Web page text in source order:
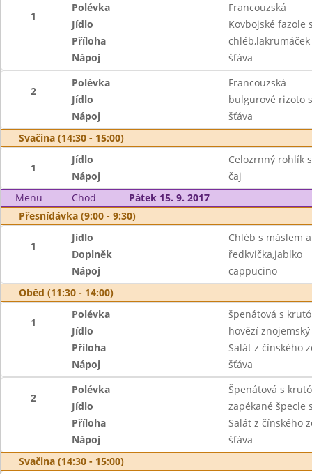
1
Polévka
Francouzská
Jídlo
Kovbojské fazole
Příloha
chléb,lakrumáček
Nápoj
šťáva
2
Polévka
Francouzská
Jídlo
bulgurové rizoto
Nápoj
šťáva
Svačina (14:30 - 15:00)
1
Jídlo
Celozrnný rohlík
Nápoj
čaj
Menu
Chod
Pátek 15. 9. 2017
Přesnídávka (9:00 - 9:30)
1
Jídlo
Chléb s máslem
Doplněk
ředkvička,jablko
Nápoj
cappucino
Oběd (11:30 - 14:00)
1
Polévka
špenátová s
Jídlo
hovězí
Příloha
Salát z čínského
Nápoj
šťáva
2
Polévka
Špenátová s
Jídlo
zapékané špecle
Příloha
Salát z čínského
Nápoj
šťáva
Svačina (14:30 - 15:00)